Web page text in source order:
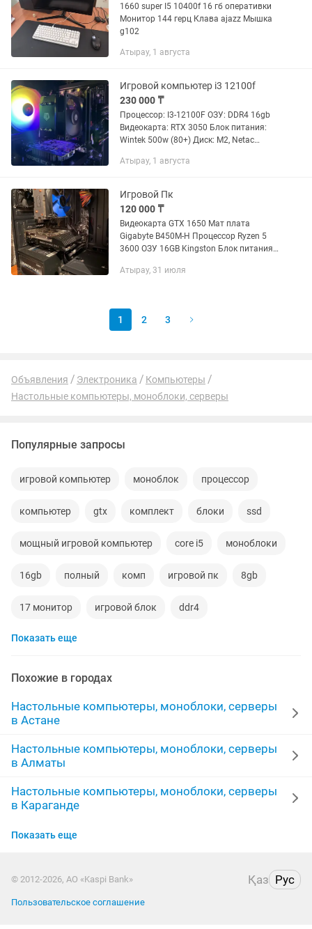
1660 super I5 10400f 16 гб оперативки
Монитор 144 герц Клава ajazz Мышка
g102
Атырау, 1 августа
Игровой компьютер i3 12100f
230 000 ₸
Процессор: I3-12100F ОЗУ: DDR4 16gb
Видеокарта: RTX 3050 Блок питания:
Wintek 500w (80+) Диск: M2, Netac
X3 Dominion mini
Атырау, 1 августа
Игровой Пк
120 000 ₸
Видеокарта GTX 1650 Мат плата
Gigabyte B450M-H Процессор Ryzen 5
3600 ОЗУ 16GB Kingston Блок питания
айфон 13про и выше
Атырау, 31 июля
1 2 3
Объявления Электроника
Компьютеры
Настольные компьютеры, моноблоки, серверы
Популярные запросы
игровой компьютер моноблок процессор
компьютер gtx комплект блоки ssd
мощный игровой компьютер core i5 моноблоки
16gb полный комп игровой пк 8gb
17 монитор игровой блок ddr4
комплект компьютера
комплект пк rtx 4060 игровой пк компьютер
работа для по
ddr4 8gb бу компьютеры
игровая клавиатура
Показать еще
Похожие в городах
Настольные компьютеры, моноблоки, серверы
в Астане
Настольные компьютеры, моноблоки, серверы
в Алматы
Настольные компьютеры, моноблоки, серверы
в Караганде
Настольные компьютеры, моноблоки, серверы
Настольные компьютеры, моноблоки, серверы
Показать еще
© 2012-2026, АО «Kaspi Bank» Қаз Рус
Пользовательское соглашение